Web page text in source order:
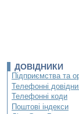
ДОВІДНИКИ
Підприємства та
Телефонні
Телефонні коди
Поштові індекси